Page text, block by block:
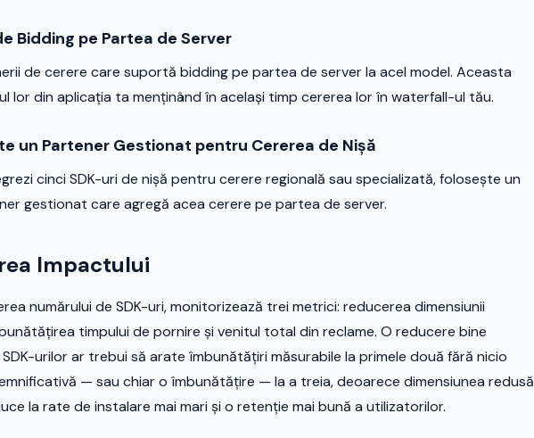
Bidding pe Partea de Server
de cerere care suportă bidding pe partea de server la acel model. Aceasta
lor din aplicația ta menținând în același timp cererea lor în waterfall-ul tău.
un Partener Gestionat pentru Cererea de Nișă
cinci SDK-uri de nișă pentru cerere regională sau specializată, folosește un
gestionat care agregă acea cerere pe partea de server.
Impactului
numărului de SDK-uri, monitorizează trei metrici: reducerea dimensiunii
timpului de pornire și venitul total din reclame. O reducere bine
urilor ar trebui să arate îmbunătățiri măsurabile la primele două fără nicio
— sau chiar o îmbunătățire — la a treia, deoarece dimensiunea redusă
la rate de instalare mai mari și o retenție mai bună a utilizatorilor.